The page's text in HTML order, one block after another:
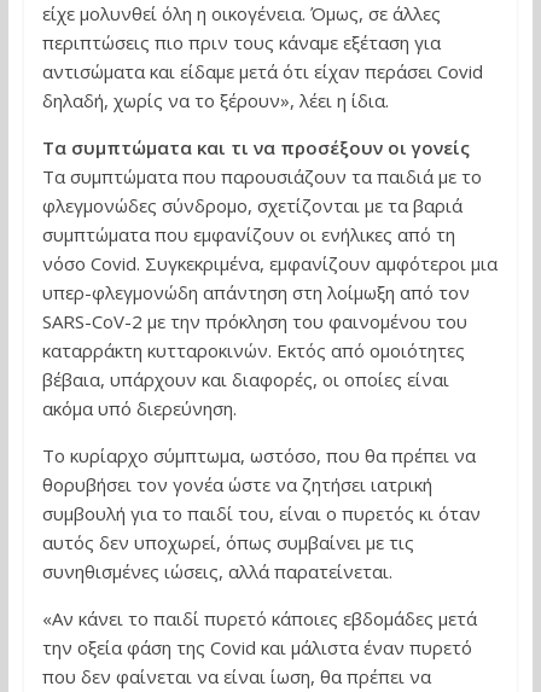
είχε μολυνθεί όλη η οικογένεια. Όμως, σε άλλες
περιπτώσεις πιο πριν τους κάναμε εξέταση για
αντισώματα και είδαμε μετά ότι είχαν περάσει Covid
δηλαδή, χωρίς να το ξέρουν», λέει η ίδια.
Τα συμπτώματα και τι να προσέξουν οι γονείς
Τα συμπτώματα που παρουσιάζουν τα παιδιά με το
φλεγμονώδες σύνδρομο, σχετίζονται με τα βαριά
συμπτώματα που εμφανίζουν οι ενήλικες από τη
νόσο Covid. Συγκεκριμένα, εμφανίζουν αμφότεροι μια
υπερ-φλεγμονώδη απάντηση στη λοίμωξη από τον
SARS-CoV-2 με την πρόκληση του φαινομένου του
καταρράκτη κυτταροκινών. Εκτός από ομοιότητες
βέβαια, υπάρχουν και διαφορές, οι οποίες είναι
ακόμα υπό διερεύνηση.
Το κυρίαρχο σύμπτωμα, ωστόσο, που θα πρέπει να
θορυβήσει τον γονέα ώστε να ζητήσει ιατρική
συμβουλή για το παιδί του, είναι ο πυρετός κι όταν
αυτός δεν υποχωρεί, όπως συμβαίνει με τις
συνηθισμένες ιώσεις, αλλά παρατείνεται.
«Αν κάνει το παιδί πυρετό κάποιες εβδομάδες μετά
την οξεία φάση της Covid και μάλιστα έναν πυρετό
που δεν φαίνεται να είναι ίωση, θα πρέπει να